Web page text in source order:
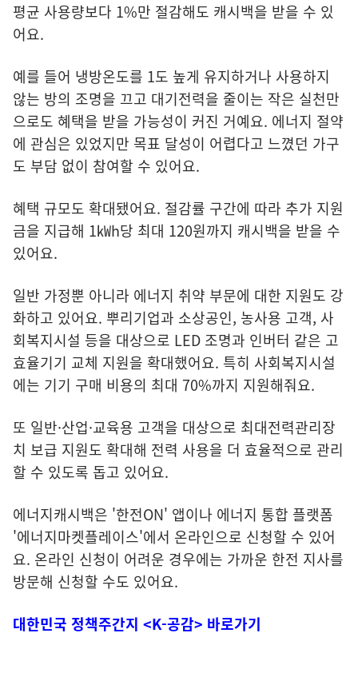
평균 사용량보다 1%만 절감해도 캐시백을 받을 수 있
어요.
예를 들어 냉방온도를 1도 높게 유지하거나 사용하지
않는 방의 조명을 끄고 대기전력을 줄이는 작은 실천만
으로도 혜택을 받을 가능성이 커진 거예요. 에너지 절약
에 관심은 있었지만 목표 달성이 어렵다고 느꼈던 가구
도 부담 없이 참여할 수 있어요.
혜택 규모도 확대됐어요. 절감률 구간에 따라 추가 지원
금을 지급해 1㎾h당 최대 120원까지 캐시백을 받을 수
있어요.
일반 가정뿐 아니라 에너지 취약 부문에 대한 지원도 강
화하고 있어요. 뿌리기업과 소상공인, 농사용 고객, 사
회복지시설 등을 대상으로 LED 조명과 인버터 같은 고
효율기기 교체 지원을 확대했어요. 특히 사회복지시설
에는 기기 구매 비용의 최대 70%까지 지원해줘요.
또 일반·산업·교육용 고객을 대상으로 최대전력관리장
치 보급 지원도 확대해 전력 사용을 더 효율적으로 관리
할 수 있도록 돕고 있어요.
에너지캐시백은 '한전ON' 앱이나 에너지 통합 플랫폼
'에너지마켓플레이스'에서 온라인으로 신청할 수 있어
요. 온라인 신청이 어려운 경우에는 가까운 한전 지사를
방문해 신청할 수도 있어요.
대한민국 정책주간지 <K-공감> 바로가기